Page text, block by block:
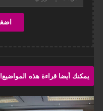
يمكنك أيضا قراءة هذه المواضيع!